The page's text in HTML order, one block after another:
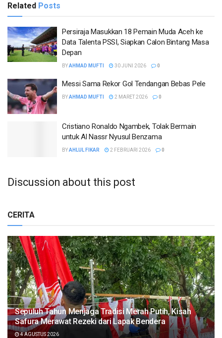
Related Posts
Persiraja Masukkan 18 Pemain Muda Aceh ke
Data Talenta PSSI, Siapkan Calon Bintang Masa
Depan
BYAHMAD MUFTI 30 JUNI 2026 0
Messi Sama Rekor Gol Tendangan Bebas Pele
BYAHMAD MUFTI 2 MARET 2026 0
Cristiano Ronaldo Ngambek, Tolak Bermain
untuk Al Nassr Nyusul Benzama
BYAHLUL FIKAR 2 FEBRUARI 2026 0
Discussion about this post
CERITA
Sepuluh Tahun Menjaga Tradisi Merah Putih, Kisah
Safura Merawat Rezeki dari Lapak Bendera
4 AGUSTUS 2026